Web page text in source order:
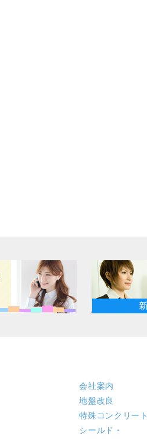
会社案内
地盤改良
特殊コンクリート
シールド・